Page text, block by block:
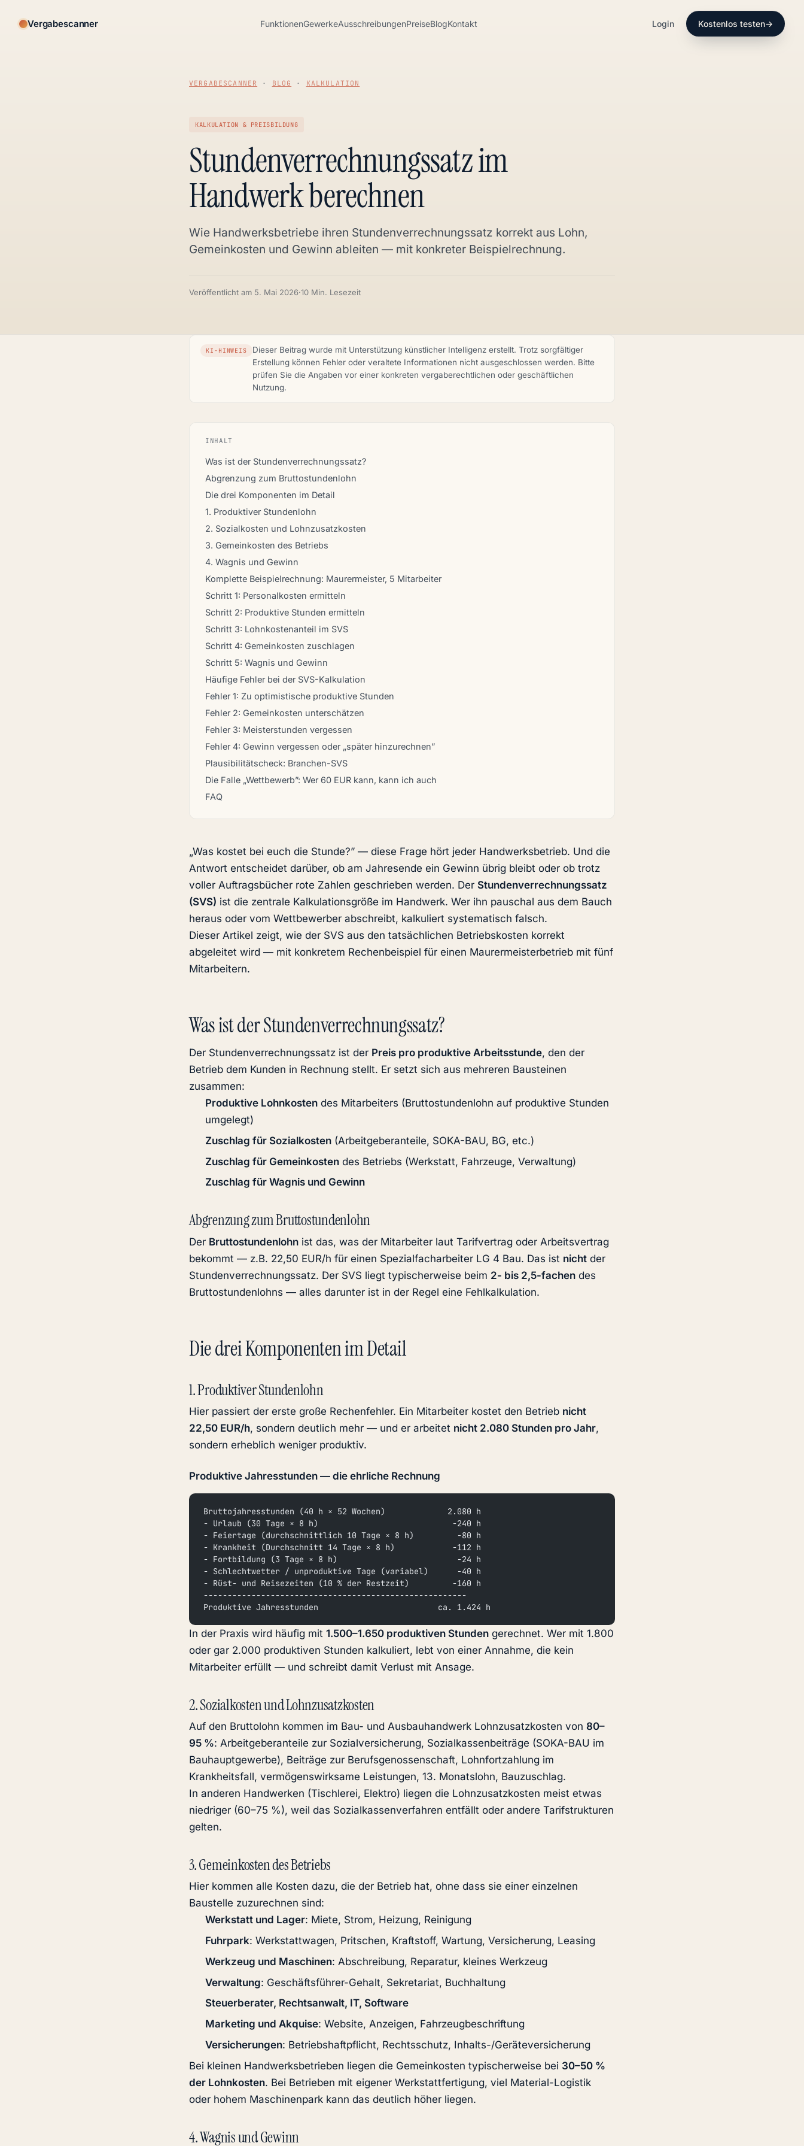
Vergabescanner FunktionenGewerkeAusschreibungenPreiseBlogKontakt Login Kostenlos testen→
VERGABESCANNER · BLOG · KALKULATION
KALKULATION & PREISBILDUNG
Stundenverrechnungssatz im
Handwerk berechnen
Wie Handwerksbetriebe ihren Stundenverrechnungssatz korrekt aus Lohn,
Gemeinkosten und Gewinn ableiten — mit konkreter Beispielrechnung.
Veröffentlicht am 5. Mai 2026·10 Min. Lesezeit
KI-HINWEIS
Dieser Beitrag wurde mit Unterstützung künstlicher Intelligenz erstellt. Trotz sorgfältiger
Erstellung können Fehler oder veraltete Informationen nicht ausgeschlossen werden. Bitte
prüfen Sie die Angaben vor einer konkreten vergaberechtlichen oder geschäftlichen
Nutzung.
INHALT
Was ist der Stundenverrechnungssatz?
Abgrenzung zum Bruttostundenlohn
Die drei Komponenten im Detail
1. Produktiver Stundenlohn
2. Sozialkosten und Lohnzusatzkosten
3. Gemeinkosten des Betriebs
4. Wagnis und Gewinn
Komplette Beispielrechnung: Maurermeister, 5 Mitarbeiter
Schritt 1: Personalkosten ermitteln
Schritt 2: Produktive Stunden ermitteln
Schritt 3: Lohnkostenanteil im SVS
Schritt 4: Gemeinkosten zuschlagen
Schritt 5: Wagnis und Gewinn
Häufige Fehler bei der SVS-Kalkulation
Fehler 1: Zu optimistische produktive Stunden
Fehler 2: Gemeinkosten unterschätzen
Fehler 3: Meisterstunden vergessen
Fehler 4: Gewinn vergessen oder „später hinzurechnen”
Plausibilitätscheck: Branchen-SVS
Die Falle „Wettbewerb”: Wer 60 EUR kann, kann ich auch
FAQ
„Was kostet bei euch die Stunde?” — diese Frage hört jeder Handwerksbetrieb. Und die
Antwort entscheidet darüber, ob am Jahresende ein Gewinn übrig bleibt oder ob trotz
voller Auftragsbücher rote Zahlen geschrieben werden. Der Stundenverrechnungssatz
(SVS) ist die zentrale Kalkulationsgröße im Handwerk. Wer ihn pauschal aus dem Bauch
heraus oder vom Wettbewerber abschreibt, kalkuliert systematisch falsch.
Dieser Artikel zeigt, wie der SVS aus den tatsächlichen Betriebskosten korrekt
abgeleitet wird — mit konkretem Rechenbeispiel für einen Maurermeisterbetrieb mit fünf
Mitarbeitern.
Was ist der Stundenverrechnungssatz?
Der Stundenverrechnungssatz ist der Preis pro produktive Arbeitsstunde, den der
Betrieb dem Kunden in Rechnung stellt. Er setzt sich aus mehreren Bausteinen
zusammen:
Produktive Lohnkosten des Mitarbeiters (Bruttostundenlohn auf produktive Stunden
umgelegt)
Zuschlag für Sozialkosten (Arbeitgeberanteile, SOKA-BAU, BG, etc.)
Zuschlag für Gemeinkosten des Betriebs (Werkstatt, Fahrzeuge, Verwaltung)
Zuschlag für Wagnis und Gewinn
Abgrenzung zum Bruttostundenlohn
Der Bruttostundenlohn ist das, was der Mitarbeiter laut Tarifvertrag oder Arbeitsvertrag
bekommt — z.B. 22,50 EUR/h für einen Spezialfacharbeiter LG 4 Bau. Das ist nicht der
Stundenverrechnungssatz. Der SVS liegt typischerweise beim 2- bis 2,5-fachen des
Bruttostundenlohns — alles darunter ist in der Regel eine Fehlkalkulation.
Die drei Komponenten im Detail
1. Produktiver Stundenlohn
Hier passiert der erste große Rechenfehler. Ein Mitarbeiter kostet den Betrieb nicht
22,50 EUR/h, sondern deutlich mehr — und er arbeitet nicht 2.080 Stunden pro Jahr,
sondern erheblich weniger produktiv.
Produktive Jahresstunden — die ehrliche Rechnung
Bruttojahresstunden (40 h × 52 Wochen)             2.080 h
- Urlaub (30 Tage × 8 h)                            -240 h
- Feiertage (durchschnittlich 10 Tage × 8 h)         -80 h
- Krankheit (Durchschnitt 14 Tage × 8 h)            -112 h
- Fortbildung (3 Tage × 8 h)                         -24 h
- Schlechtwetter / unproduktive Tage (variabel)      -40 h
- Rüst- und Reisezeiten (10 % der Restzeit)         -160 h
-------------------------------------------------------
Produktive Jahresstunden                         ca. 1.424 h
In der Praxis wird häufig mit 1.500–1.650 produktiven Stunden gerechnet. Wer mit 1.800
oder gar 2.000 produktiven Stunden kalkuliert, lebt von einer Annahme, die kein
Mitarbeiter erfüllt — und schreibt damit Verlust mit Ansage.
2. Sozialkosten und Lohnzusatzkosten
Auf den Bruttolohn kommen im Bau- und Ausbauhandwerk Lohnzusatzkosten von 80–
95 %: Arbeitgeberanteile zur Sozialversicherung, Sozialkassenbeiträge (SOKA-BAU im
Bauhauptgewerbe), Beiträge zur Berufsgenossenschaft, Lohnfortzahlung im
Krankheitsfall, vermögenswirksame Leistungen, 13. Monatslohn, Bauzuschlag.
In anderen Handwerken (Tischlerei, Elektro) liegen die Lohnzusatzkosten meist etwas
niedriger (60–75 %), weil das Sozialkassenverfahren entfällt oder andere Tarifstrukturen
gelten.
3. Gemeinkosten des Betriebs
Hier kommen alle Kosten dazu, die der Betrieb hat, ohne dass sie einer einzelnen
Baustelle zuzurechnen sind:
Werkstatt und Lager: Miete, Strom, Heizung, Reinigung
Fuhrpark: Werkstattwagen, Pritschen, Kraftstoff, Wartung, Versicherung, Leasing
Werkzeug und Maschinen: Abschreibung, Reparatur, kleines Werkzeug
Verwaltung: Geschäftsführer-Gehalt, Sekretariat, Buchhaltung
Steuerberater, Rechtsanwalt, IT, Software
Marketing und Akquise: Website, Anzeigen, Fahrzeugbeschriftung
Versicherungen: Betriebshaftpflicht, Rechtsschutz, Inhalts-/Geräteversicherung
Bei kleinen Handwerksbetrieben liegen die Gemeinkosten typischerweise bei 30–50 %
der Lohnkosten. Bei Betrieben mit eigener Werkstattfertigung, viel Material-Logistik
oder hohem Maschinenpark kann das deutlich höher liegen.
4. Wagnis und Gewinn